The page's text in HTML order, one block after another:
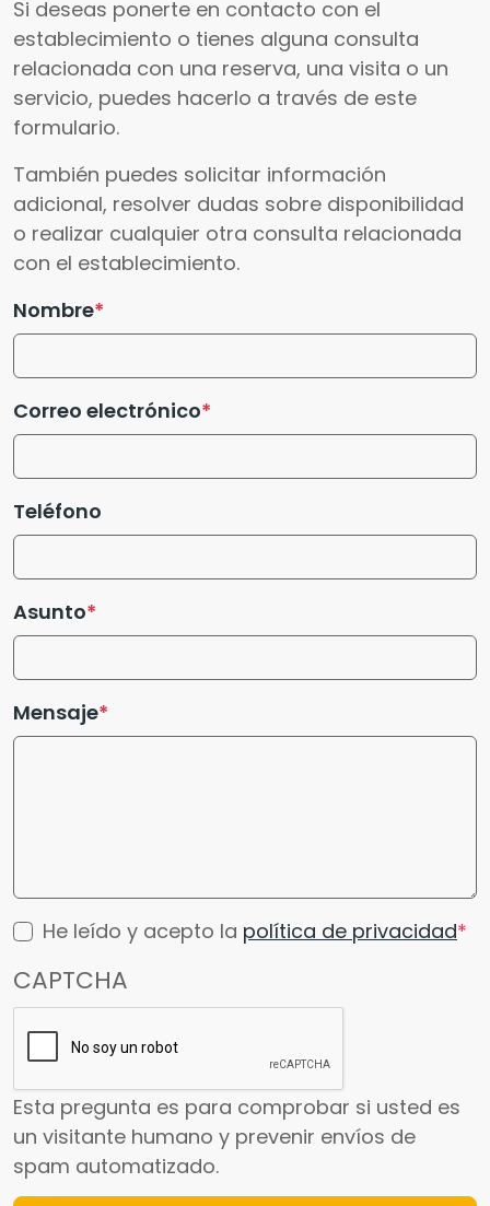
Si deseas ponerte en contacto con el
establecimiento o tienes alguna consulta
relacionada con una reserva, una visita o un
servicio, puedes hacerlo a través de este
formulario.
También puedes solicitar información
adicional, resolver dudas sobre disponibilidad
o realizar cualquier otra consulta relacionada
con el establecimiento.
Nombre
Correo electrónico
Teléfono
Asunto
Mensaje
He leído y acepto la política de privacidad
CAPTCHA
Esta pregunta es para comprobar si usted es
un visitante humano y prevenir envíos de
spam automatizado.